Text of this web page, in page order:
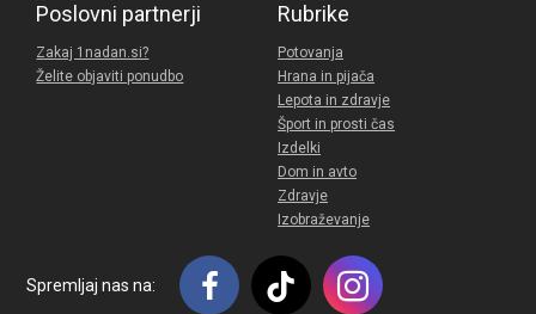
Poslovni partnerji
Zakaj 1nadan.si?
Želite objaviti ponudbo
Rubrike
Potovanja
Hrana in pijača
Lepota in zdravje
Šport in prosti čas
Izdelki
Dom in avto
Zdravje
Izobraževanje
Spremljaj nas na: